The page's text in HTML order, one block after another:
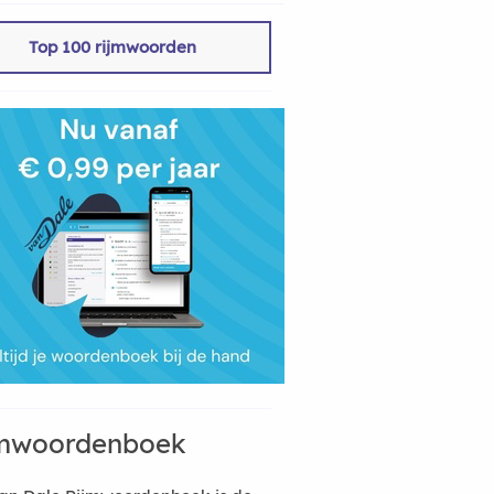
Top 100 rijmwoorden